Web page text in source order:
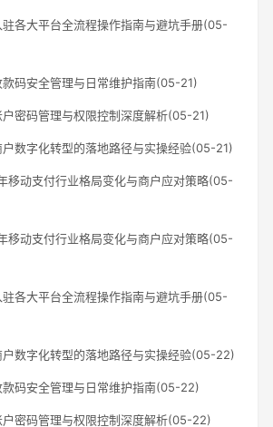
驻各大平台全流程操作指南与避坑手册(05-
款码安全管理与日常维护指南(05-21)
户密码管理与权限控制深度解析(05-21)
户数字化转型的落地路径与实操经验(05-21)
移动支付行业格局变化与商户应对策略(05-
移动支付行业格局变化与商户应对策略(05-
驻各大平台全流程操作指南与避坑手册(05-
户数字化转型的落地路径与实操经验(05-22)
款码安全管理与日常维护指南(05-22)
户密码管理与权限控制深度解析(05-22)